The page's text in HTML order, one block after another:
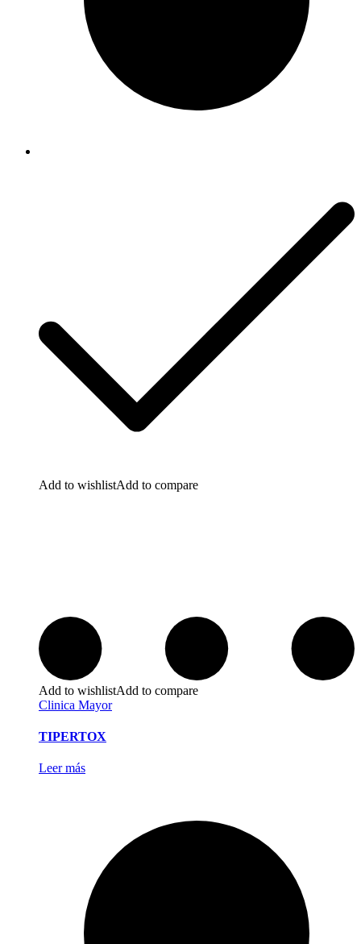
Add to wishlistAdd to compare
Add to wishlistAdd to compare
Clinica Mayor
TIPERTOX
Leer más